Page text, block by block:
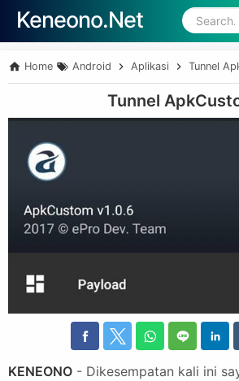
Skip to main content
Keneono.Net
Home Android Aplikasi Tunnel
Tunnel
KENEONO - Dikesempatan kali ini